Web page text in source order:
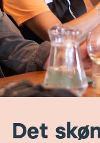
Det
Vi fejrer det skønne
med udflugter,
drøfter vi verdens